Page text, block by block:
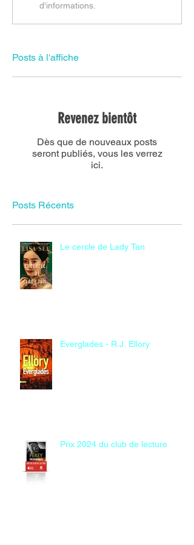
d'informations.
Posts à l'affiche
Revenez bientôt
Dès que de nouveaux posts
seront publiés, vous les verrez
ici.
Posts Récents
Le cercle de Lady Tan
Everglades - R.J. Ellory
Prix 2024 du club de lecture